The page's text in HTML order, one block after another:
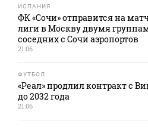
ИСПАНИЯ
ФК «Сочи» отправится на
лиги в Москву двумя
соседних с Сочи аэропортов
21:06
ФУТБОЛ
«Реал» продлил контракт с
до 2032 года
21:06